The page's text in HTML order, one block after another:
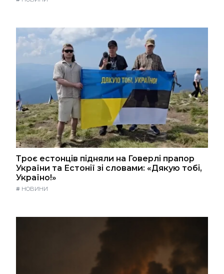
Троє естонців підняли на Говерлі прапор
України та Естонії зі словами: «Дякую тобі,
Україно!»
# НОВИНИ